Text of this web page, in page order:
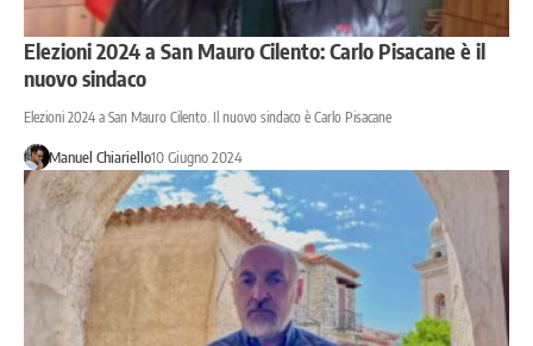
Elezioni 2024 a San Mauro Cilento: Carlo Pisacane è il
nuovo sindaco
Elezioni 2024 a San Mauro Cilento. Il nuovo sindaco è Carlo Pisacane
Manuel Chiariello10 Giugno 2024